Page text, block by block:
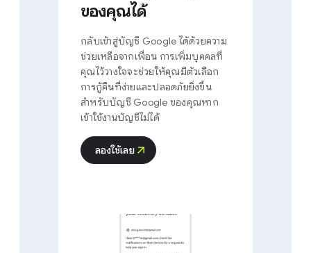
ของคุณได้
กลับเข้าสู่บัญชี Google ได้ด้วยความ
ช่วยเหลือจากเพื่อน การเพิ่มบุคคลที่
คุณไว้วางใจจะช่วยให้คุณมีตัวเลือก
การกู้คืนที่ง่ายและปลอดภัยยิ่งขึ้น
สำหรับบัญชี Google ของคุณหาก
เข้าใช้งานบัญชีไม่ได้
ลองใช้เลย